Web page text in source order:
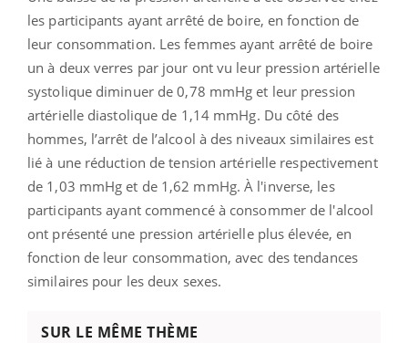
les participants ayant arrêté de boire, en fonction de
leur consommation. Les femmes ayant arrêté de boire
un à deux verres par jour ont vu leur pression artérielle
systolique diminuer de 0,78 mmHg et leur pression
artérielle diastolique de 1,14 mmHg. Du côté des
hommes, l’arrêt de l’alcool à des niveaux similaires est
lié à une réduction de tension artérielle respectivement
de 1,03 mmHg et de 1,62 mmHg. À l'inverse, les
participants ayant commencé à consommer de l'alcool
ont présenté une pression artérielle plus élevée, en
fonction de leur consommation, avec des tendances
similaires pour les deux sexes.
SUR LE MÊME THÈME